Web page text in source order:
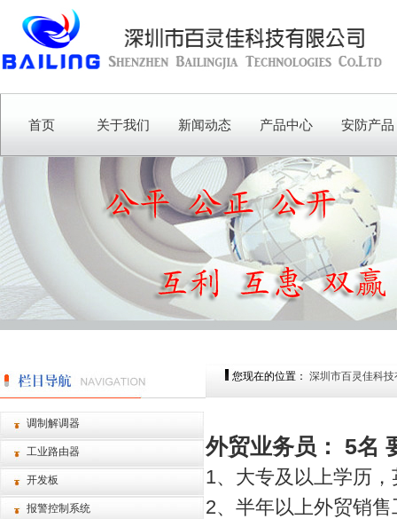
首页 关于我们 新闻动态 产品中心 安防产品
调制解调器
工业路由器
开发板
报警控制系统
您现在的位置： 深圳市百灵佳科
外贸业务员： 5名
1、大专及以上学历
2、半年以上外贸销